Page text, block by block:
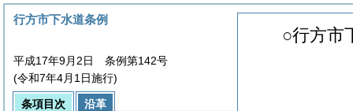
○行方市
行方市下水道条例
平成17年9月2日 条例第142号
(令和7年4月1日施行)
条項目次
沿革